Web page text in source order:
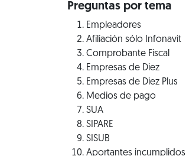
Preguntas por tema
Empleadores
Afiliación sólo Infonavit
Comprobante Fiscal
Empresas de Diez
Empresas de Diez Plus
Medios de pago
SUA
SIPARE
SISUB
Aportantes incumplidos